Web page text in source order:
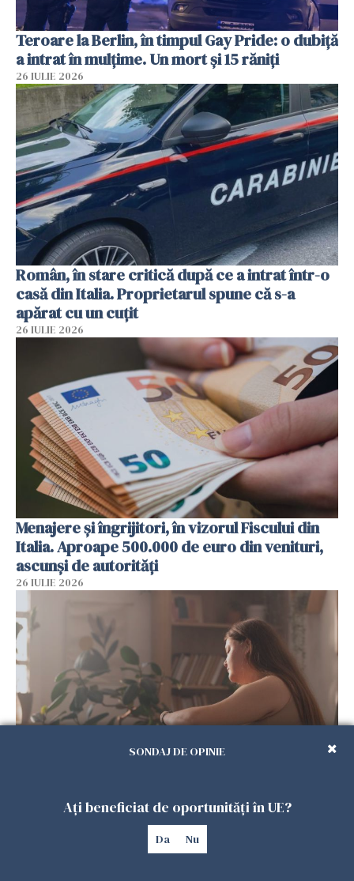
Teroare la Berlin, în timpul Gay Pride: o dubiță
a intrat în mulțime. Un mort și 15 răniți
26 IULIE 2026
Român, în stare critică după ce a intrat într-o
casă din Italia. Proprietarul spune că s-a
apărat cu un cuțit
26 IULIE 2026
Menajere și îngrijitori, în vizorul Fiscului din
Italia. Aproape 500.000 de euro din venituri,
ascunși de autorități
26 IULIE 2026
arată ce se întâmplă cu sănătatea multor
imigranți
SONDAJ DE OPINIE
Ați beneficiat de oportunități în UE?
Da Nu